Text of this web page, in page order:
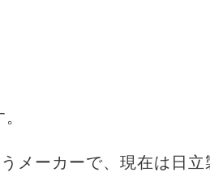
メーカーで、現在は日立